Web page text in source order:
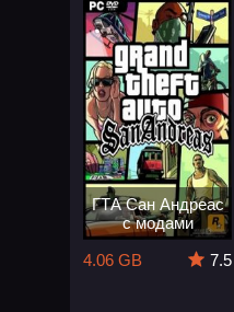
ГТА Сан Андреас
с модами
4.06 GB
7.5